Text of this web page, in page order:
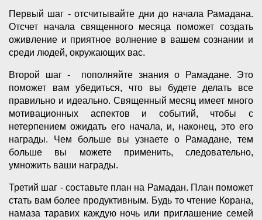
Первый шаг - отсчитывайте дни до начала Рамадана.
Отсчет начала священного месяца поможет создать
оживление и приятное волнение в вашем сознании и
среди людей, окружающих вас.
Второй шаг - пополняйте знания о Рамадане. Это
поможет вам убедиться, что вы будете делать все
правильно и идеально. Священный месяц имеет много
мотивационных аспектов и событий, чтобы с
нетерпением ожидать его начала, и, наконец, это его
награды. Чем больше вы узнаете о Рамадане, тем
больше вы можете применить, следовательно,
умножить ваши награды.
Третий шаг - составьте план на Рамадан. План поможет
стать вам более продуктивным. Будь то чтение Корана,
намаза таравих каждую ночь или приглашение семей